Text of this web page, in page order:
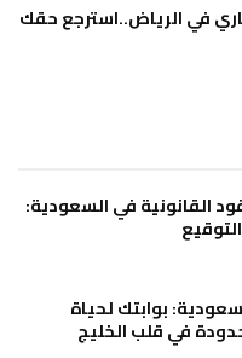
في الرياض..استرجع حقك
القانونية في السعودية:
بوابتك لحياة
في قلب الخليج